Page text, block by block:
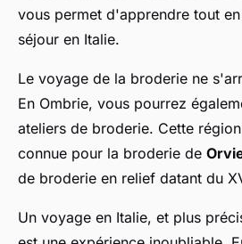
vous permet d'apprendre tout
séjour en Italie.
Le voyage de la broderie ne
En Ombrie, vous pourrez
ateliers de broderie. Cette
connue pour la broderie de
de broderie en relief datant du
Un voyage en Italie, et plus